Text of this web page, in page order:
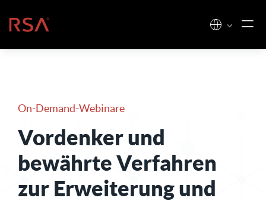
Startseite
On-Demand-Webinare
Vordenker und
bewährte Verfahren
zur Erweiterung und